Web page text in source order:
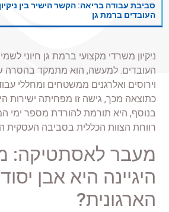
סביבת עבודה בריאה: הקשר הישיר בין
העובדים ברמת גן
ניקיון משרדי מקצועי ברמת גן חיוני
העובדים. למעשה, הוא מתמקד בהסרה
וירוסים ואלרגנים ממשטחים ומחללי
כתוצאה מכך, גישה זו מפחיתה ישירות
בנוסף, היא תורמת להורדת מספר ימי
רווחת הצוות הכללית בסביבה העסקית
מעבר לאסתטיקה:
היגיינה היא אבן
הארגונית?